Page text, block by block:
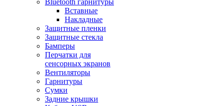
Bluetooth гарнитуры
Вставные
Накладные
Защитные пленки
Защитные стекла
Бамперы
Перчатки для
сенсорных экранов
Вентиляторы
Гарнитуры
Сумки
Задние крышки